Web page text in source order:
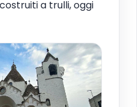
a trulli, oggi